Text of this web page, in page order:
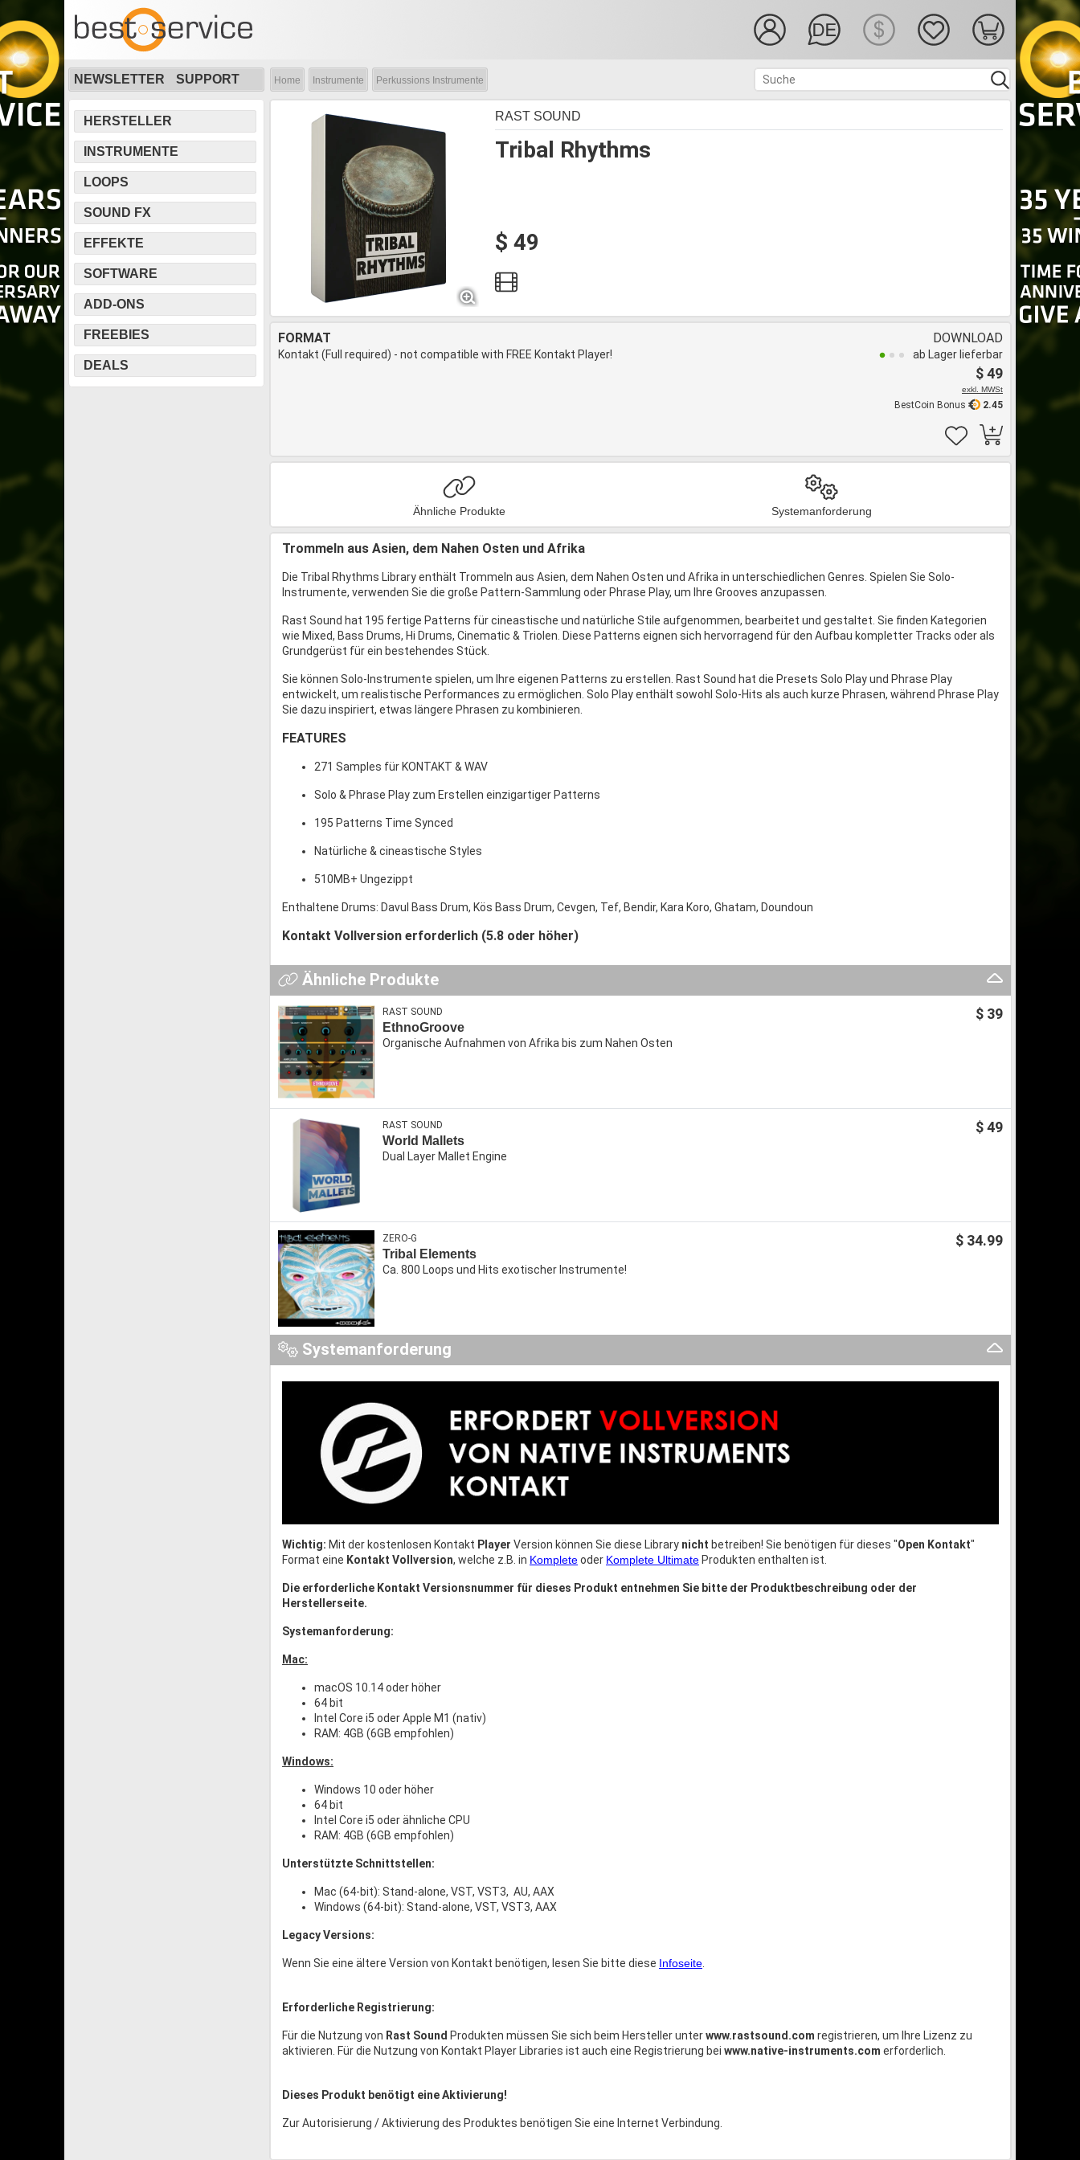
NEWSLETTER SUPPORT Home Instrumente Perkussions Instrumente
HERSTELLER
INSTRUMENTE
LOOPS
SOUND FX
EFFEKTE
SOFTWARE
ADD-ONS
FREEBIES
DEALS
Tribal Rhythms
RAST SOUND
$ 49
FORMAT
Kontakt (Full required) - not compatible with FREE Kontakt Player!
DOWNLOAD
ab Lager lieferbar
$ 49
exkl. MWSt
2.45
BestCoin Bonus
Ähnliche Produkte Systemanforderung
Trommeln aus Asien, dem Nahen Osten und Afrika
Die Tribal Rhythms Library enthält Trommeln aus Asien, dem Nahen Osten und Afrika in unterschiedlichen Genres. Spielen Sie Solo-
Instrumente, verwenden Sie die große Pattern-Sammlung oder Phrase Play, um Ihre Grooves anzupassen.
Rast Sound hat 195 fertige Patterns für cineastische und natürliche Stile aufgenommen, bearbeitet und gestaltet. Sie finden Kategorien
wie Mixed, Bass Drums, Hi Drums, Cinematic & Triolen. Diese Patterns eignen sich hervorragend für den Aufbau kompletter Tracks oder als
Grundgerüst für ein bestehendes Stück.
Sie können Solo-Instrumente spielen, um Ihre eigenen Patterns zu erstellen. Rast Sound hat die Presets Solo Play und Phrase Play
entwickelt, um realistische Performances zu ermöglichen. Solo Play enthält sowohl Solo-Hits als auch kurze Phrasen, während Phrase Play
Sie dazu inspiriert, etwas längere Phrasen zu kombinieren.
FEATURES
271 Samples für KONTAKT & WAV
Solo & Phrase Play zum Erstellen einzigartiger Patterns
195 Patterns Time Synced
Natürliche & cineastische Styles
510MB+ Ungezippt
Enthaltene Drums: Davul Bass Drum, Kös Bass Drum, Cevgen, Tef, Bendir, Kara Koro, Ghatam, Doundoun
Kontakt Vollversion erforderlich (5.8 oder höher)
Ähnliche Produkte
$ 39
RAST SOUND
EthnoGroove
Organische Aufnahmen von Afrika bis zum Nahen Osten
$ 49
RAST SOUND
World Mallets
Dual Layer Mallet Engine
$ 34.99
ZERO-G
Tribal Elements
Ca. 800 Loops und Hits exotischer Instrumente!
Systemanforderung
Wichtig: Mit der kostenlosen Kontakt Player Version können Sie diese Library nicht betreiben! Sie benötigen für dieses "Open Kontakt"
Format eine Kontakt Vollversion, welche z.B. in Kompleteoder Komplete Ultimate Produkten enthalten ist.
Die erforderliche Kontakt Versionsnummer für dieses Produkt entnehmen Sie bitte der Produktbeschreibung oder der
Herstellerseite.
Systemanforderung:
Mac:
macOS 10.14 oder höher
64 bit
Intel Core i5 oder Apple M1 (nativ)
RAM: 4GB (6GB empfohlen)
Windows:
Windows 10 oder höher
64 bit
Intel Core i5 oder ähnliche CPU
RAM: 4GB (6GB empfohlen)
Unterstützte Schnittstellen:
Mac (64-bit): Stand-alone, VST, VST3, AU, AAX
Windows (64-bit): Stand-alone, VST, VST3, AAX
Legacy Versions:
Wenn Sie eine ältere Version von Kontakt benötigen, lesen Sie bitte diese Infoseite.
Erforderliche Registrierung:
Für die Nutzung von Rast Sound Produkten müssen Sie sich beim Hersteller unterwww.rastsound.com registrieren, um Ihre Lizenz zu
aktivieren. Für die Nutzung von Kontakt Player Libraries ist auch eine Registrierung bei www.native-instruments.com erforderlich.
Dieses Produkt benötigt eine Aktivierung!
Zur Autorisierung / Aktivierung des Produktes benötigen Sie eine Internet Verbindung.